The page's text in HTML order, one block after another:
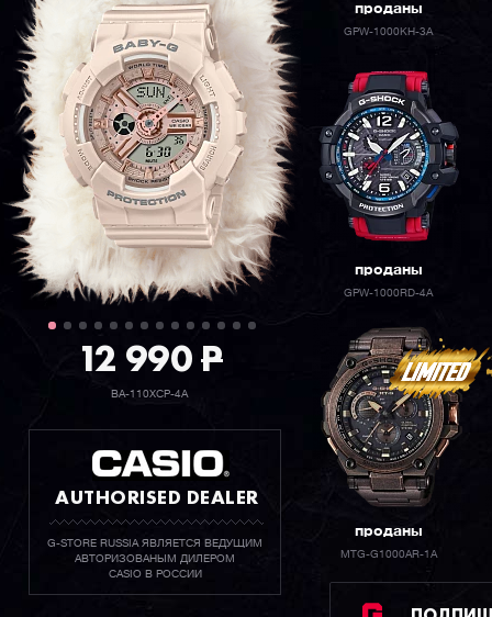
12 990P
BA-110XCP-4A
AUTHORISED DEALER
G-STORE RUSSIA ЯВЛЯЕТСЯ ВЕДУЩИМ
АВТОРИЗОВАНЫМ ДИЛЕРОМ
CASIO В РОССИИ
проданы
GPW-1000KH-3A
проданы
GPW-1000RD-4A
проданы
MTG-G1000AR-1A